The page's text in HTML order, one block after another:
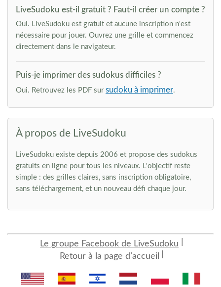
LiveSudoku est-il gratuit ? Faut-il créer un compte ?
Oui. LiveSudoku est gratuit et aucune inscription n'est
nécessaire pour jouer. Ouvrez une grille et commencez
directement dans le navigateur.
Puis-je imprimer des sudokus difficiles ?
Oui. Retrouvez les PDF sur sudoku à imprimer.
À propos de LiveSudoku
LiveSudoku existe depuis 2006 et propose des sudokus
gratuits en ligne pour tous les niveaux. L'objectif reste
simple : des grilles claires, sans inscription obligatoire,
sans téléchargement, et un nouveau défi chaque jour.
Le groupe Facebook de LiveSudoku
Retour à la page d’accueil